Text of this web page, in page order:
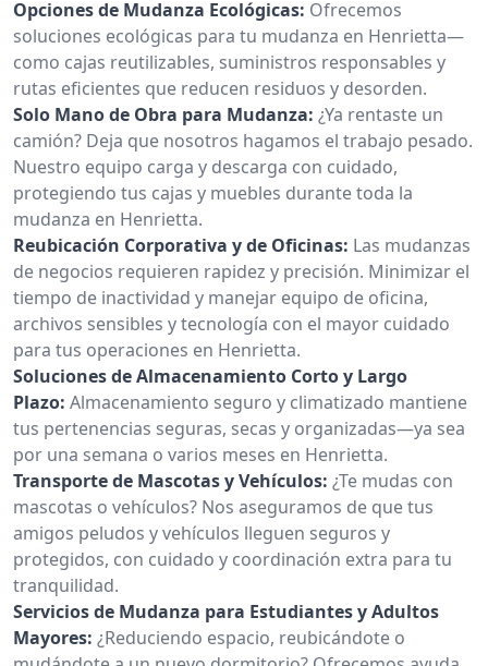
Opciones de Mudanza Ecológicas: Ofrecemos
soluciones ecológicas para tu mudanza en Henrietta—
como cajas reutilizables, suministros responsables y
rutas eficientes que reducen residuos y desorden.
Solo Mano de Obra para Mudanza: ¿Ya rentaste un
camión? Deja que nosotros hagamos el trabajo pesado.
Nuestro equipo carga y descarga con cuidado,
protegiendo tus cajas y muebles durante toda la
mudanza en Henrietta.
Reubicación Corporativa y de Oficinas: Las mudanzas
de negocios requieren rapidez y precisión. Minimizar el
tiempo de inactividad y manejar equipo de oficina,
archivos sensibles y tecnología con el mayor cuidado
para tus operaciones en Henrietta.
Soluciones de Almacenamiento Corto y Largo
Plazo: Almacenamiento seguro y climatizado mantiene
tus pertenencias seguras, secas y organizadas—ya sea
por una semana o varios meses en Henrietta.
Transporte de Mascotas y Vehículos: ¿Te mudas con
mascotas o vehículos? Nos aseguramos de que tus
amigos peludos y vehículos lleguen seguros y
protegidos, con cuidado y coordinación extra para tu
tranquilidad.
Servicios de Mudanza para Estudiantes y Adultos
Mayores: ¿Reduciendo espacio, reubicándote o